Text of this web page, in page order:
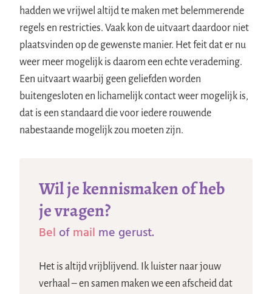
hadden we vrijwel altijd te maken met belemmerende
regels en restricties. Vaak kon de uitvaart daardoor niet
plaatsvinden op de gewenste manier. Het feit dat er nu
weer meer mogelijk is daarom een echte verademing.
Een uitvaart waarbij geen geliefden worden
buitengesloten en lichamelijk contact weer mogelijk is,
dat is een standaard die voor iedere rouwende
nabestaande mogelijk zou moeten zijn.
Wil je kennismaken of heb
je vragen?
Bel ofmail me gerust.
Het is altijd vrijblijvend. Ik luister naar jouw
verhaal – en samen maken we een afscheid dat